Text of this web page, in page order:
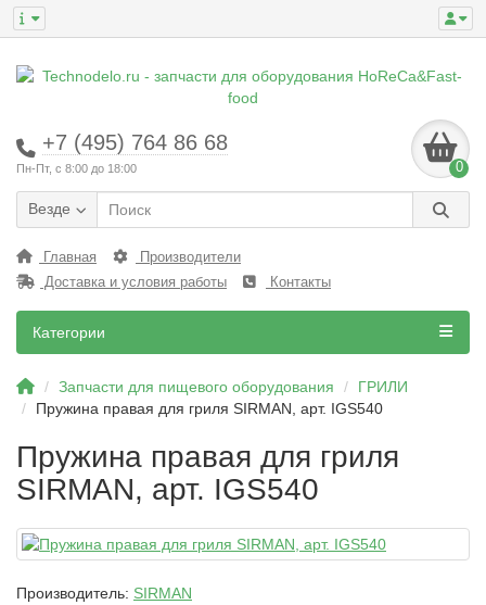
+7 (495) 764 86 68
Пн-Пт, с 8:00 до 18:00 0
Везде
Главная
Производители
Доставка и условия работы
Контакты
Категории
Запчасти для пищевого оборудования
ГРИЛИ
Пружина правая для гриля SIRMAN, арт. IGS540
Пружина правая для гриля
SIRMAN, арт. IGS540
Производитель: SIRMAN